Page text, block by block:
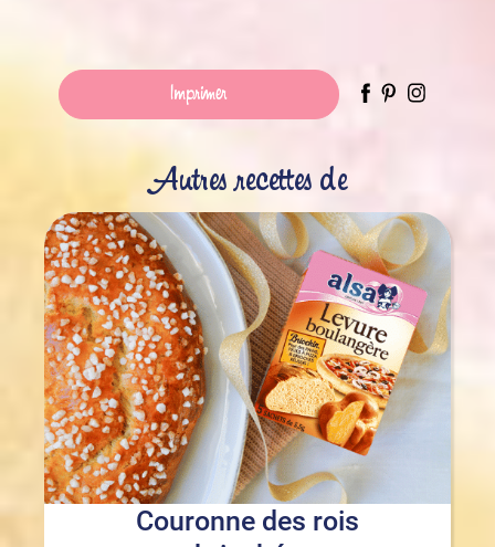
Imprimer
Autres recettes de
Couronne des rois